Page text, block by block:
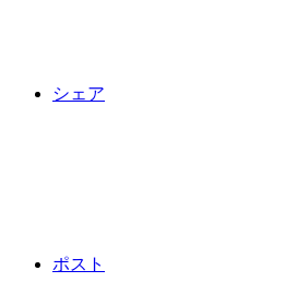
シェア
ポスト